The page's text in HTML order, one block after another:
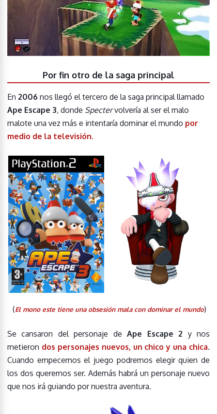
Por fin otro de la saga principal
En 2006 nos llegó el tercero de la saga principal llamado
Ape Escape 3, donde Spectervolvería al ser el malo
malote una vez más e intentaría dominar el mundo por
medio de la televisión.
(El mono este tiene una obsesión mala con dominar el mundo)
Se cansaron del personaje deApe Escape 2 y nos
metieron dos personajes nuevos, un chico y una chica.
Cuando empecemos el juego podremos elegir quien de
los dos queremos ser. Además habrá un personaje nuevo
que nos irá guiando por nuestra aventura.